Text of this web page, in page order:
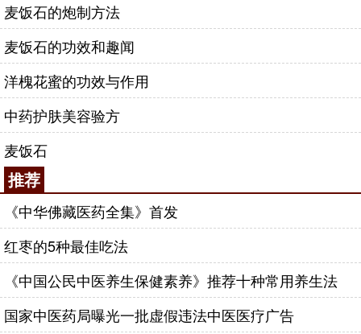
麦饭石的炮制方法
麦饭石的功效和趣闻
洋槐花蜜的功效与作用
中药护肤美容验方
麦饭石
推荐
《中华佛藏医药全集》首发
红枣的5种最佳吃法
《中国公民中医养生保健素养》推荐十种常用养生法
国家中医药局曝光一批虚假违法中医医疗广告